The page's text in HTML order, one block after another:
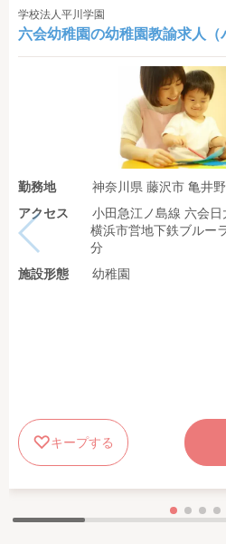
学校法人平川学園
六会幼稚園の幼稚園教諭求人（
勤務地
神奈川県 藤沢市 亀井
アクセス
小田急江ノ島線 六会
横浜市営地下鉄ブルー
分
施設形態
幼稚園
キープする